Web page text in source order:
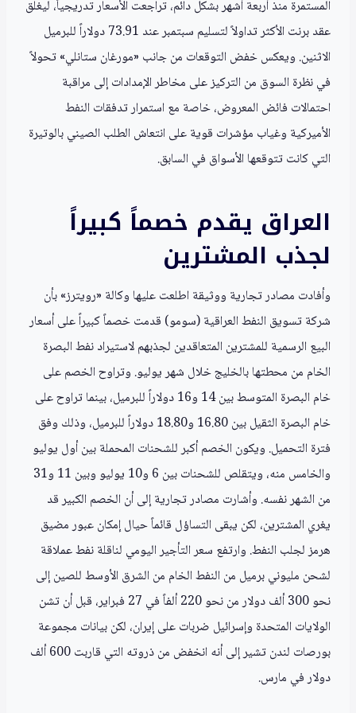
المستمرة منذ أربعة أشهر بشكل دائم، تراجعت الأسعار تدريجياً، ليغلق
عقد برنت الأكثر تداولاً لتسليم سبتمبر عند 73.91 دولاراً للبرميل
الاثنين. ويعكس خفض التوقعات من جانب «مورغان ستانلي» تحولاً
في نظرة السوق من التركيز على مخاطر الإمدادات إلى مراقبة
احتمالات فائض المعروض، خاصة مع استمرار تدفقات النفط
الأميركية وغياب مؤشرات قوية على انتعاش الطلب الصيني بالوتيرة
التي كانت تتوقعها الأسواق في السابق.
العراق يقدم خصماً كبيراً
لجذب المشترين
وأفادت مصادر تجارية ووثيقة اطلعت عليها وكالة «رويترز» بأن
شركة تسويق النفط العراقية (سومو) قدمت خصماً كبيراً على أسعار
البيع الرسمية للمشترين المتعاقدين لجذبهم لاستيراد نفط البصرة
الخام من محطتها بالخليج خلال شهر يوليو. وتراوح الخصم على
خام البصرة المتوسط بين 14 و16 دولاراً للبرميل، بينما تراوح على
خام البصرة الثقيل بين 16.80 و18.80 دولاراً للبرميل، وذلك وفق
فترة التحميل. ويكون الخصم أكبر للشحنات المحملة بين أول يوليو
والخامس منه، ويتقلص للشحنات بين 6 و10 يوليو وبين 11 و31
من الشهر نفسه. وأشارت مصادر تجارية إلى أن الخصم الكبير قد
يغري المشترين، لكن يبقى التساؤل قائماً حيال إمكان عبور مضيق
هرمز لجلب النفط. وارتفع سعر التأجير اليومي لناقلة نفط عملاقة
لشحن مليوني برميل من النفط الخام من الشرق الأوسط للصين إلى
نحو 300 ألف دولار من نحو 220 ألفاً في 27 فبراير، قبل أن تشن
الولايات المتحدة وإسرائيل ضربات على إيران، لكن بيانات مجموعة
بورصات لندن تشير إلى أنه انخفض من ذروته التي قاربت 600 ألف
دولار في مارس.